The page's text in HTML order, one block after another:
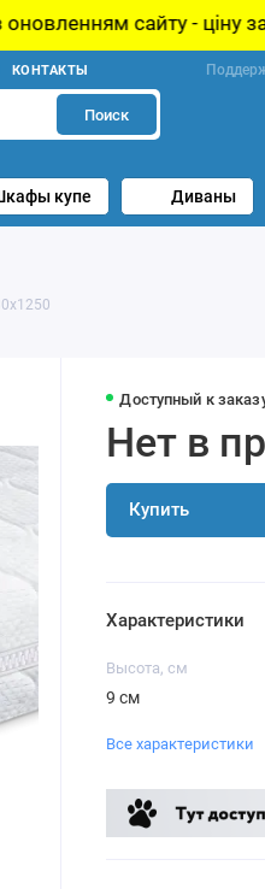
- ціну за товар
КОНТАКТЫ
Поиск
купе Диваны
Доступный к
Нет в
Купить
Характеристики
Высота, см
9 см
Все характеристики